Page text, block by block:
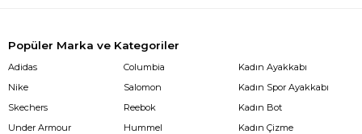
Popüler Marka ve Kategoriler
Adidas
Nike
Skechers
Under Armour
Columbia
Salomon
Reebok
Hummel
Kadın Ayakkabı
Kadın Spor Ayakkabı
Kadın Bot
Kadın Çizme